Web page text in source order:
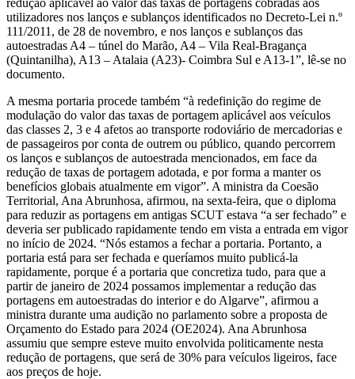
utilizadores nos lanços e sublanços identificados no Decreto-Lei n.º
111/2011, de 28 de novembro, e nos lanços e sublanços das
autoestradas A4 – túnel do Marão, A4 – Vila Real-Bragança
(Quintanilha), A13 – Atalaia (A23)- Coimbra Sul e A13-1”, lê-se no
documento.
A mesma portaria procede também “à redefinição do regime de
modulação do valor das taxas de portagem aplicável aos veículos
das classes 2, 3 e 4 afetos ao transporte rodoviário de mercadorias e
de passageiros por conta de outrem ou público, quando percorrem
os lanços e sublanços de autoestrada mencionados, em face da
redução de taxas de portagem adotada, e por forma a manter os
benefícios globais atualmente em vigor”. A ministra da Coesão
Territorial, Ana Abrunhosa, afirmou, na sexta-feira, que o diploma
para reduzir as portagens em antigas SCUT estava “a ser fechado” e
deveria ser publicado rapidamente tendo em vista a entrada em vigor
no início de 2024. “Nós estamos a fechar a portaria. Portanto, a
portaria está para ser fechada e queríamos muito publicá-la
rapidamente, porque é a portaria que concretiza tudo, para que a
partir de janeiro de 2024 possamos implementar a redução das
portagens em autoestradas do interior e do Algarve”, afirmou a
ministra durante uma audição no parlamento sobre a proposta de
Orçamento do Estado para 2024 (OE2024). Ana Abrunhosa
assumiu que sempre esteve muito envolvida politicamente nesta
redução de portagens, que será de 30% para veículos ligeiros, face
aos preços de hoje.